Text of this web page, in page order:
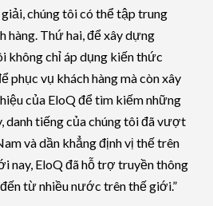
chúng tôi có thể tập trung
hàng. Thứ hai, để xây dựng
không chỉ áp dụng kiến thức
phục vụ khách hàng mà còn xây
của EloQ để tìm kiếm những
danh tiếng của chúng tôi đã vượt
và dần khẳng định vị thế trên
nay, EloQ đã hỗ trợ truyền thông
từ nhiều nước trên thế giới.”